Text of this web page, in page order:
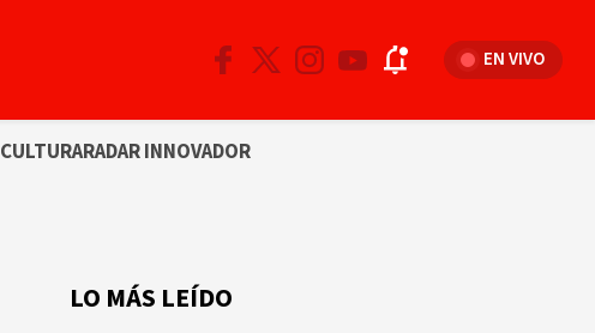
EN VIVO
CULTURARADAR INNOVADOR
LO MÁS LEÍDO